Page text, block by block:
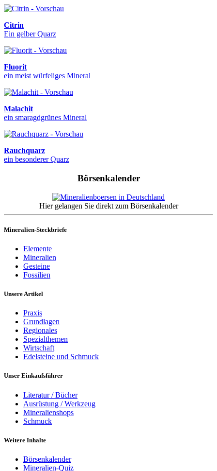
Citrin
Ein gelber Quarz
Fluorit
ein meist würfeliges Mineral
Malachit
ein smaragdgrünes Mineral
Rauchquarz
ein besonderer Quarz
Börsenkalender
Hier gelangen Sie direkt zum Börsenkalender
Mineralien-Steckbriefe
Elemente
Mineralien
Gesteine
Fossilien
Unsere Artikel
Praxis
Grundlagen
Regionales
Spezialthemen
Wirtschaft
Edelsteine und Schmuck
Unser Einkaufsführer
Literatur / Bücher
Ausrüstung / Werkzeug
Mineralienshops
Schmuck
Weitere Inhalte
Börsenkalender
Mineralien-Quiz